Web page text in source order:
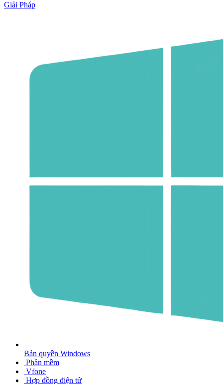
Giải Pháp
Bản quyền Windows
Phần mềm
Vfone
Hợp đồng điện tử